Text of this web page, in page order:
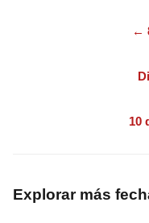
←
10
Explorar más